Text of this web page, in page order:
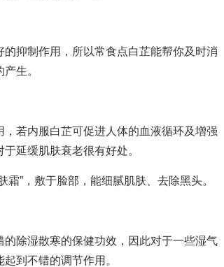
抑制作用，所以常食点白芷能帮你及时消
生。
若内服白芷可促进人体的血液循环及增强
延缓肌肤衰老很有好处。
”，敷于脸部，能细腻肌肤、去除黑头。
除湿散寒的保健功效，因此对于一些湿气
到不错的调节作用。